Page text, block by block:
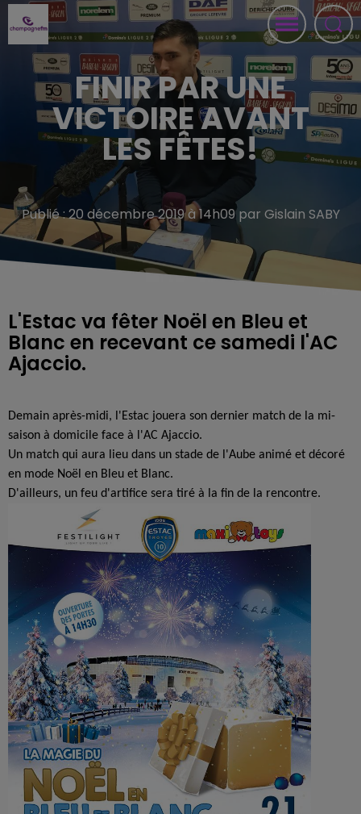
FINIR PAR UNE
VICTOIRE AVANT
LES FÊTES!
Publié : 20 décembre 2019 à 14h09 par Gislain SABY
L'Estac va fêter Noël en Bleu et
Blanc en recevant ce samedi l'AC
Ajaccio.
Demain après-midi, l'Estac jouera son dernier match de la mi-
saison à domicile face à l'AC Ajaccio.
Un match qui aura lieu dans un stade de l'Aube animé et décoré
en mode Noël en Bleu et Blanc.
D'ailleurs, un feu d'artifice sera tiré à la fin de la rencontre.